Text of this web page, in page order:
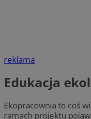
reklama
Edukacja
Ekopracownia to coś
ramach projektu